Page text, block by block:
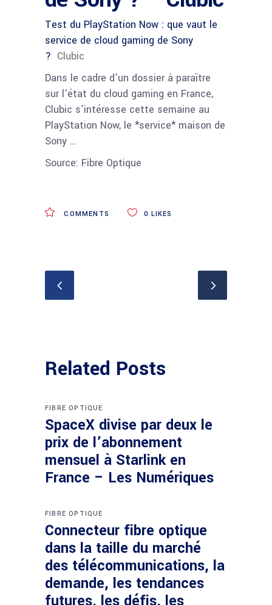
Test du PlayStation Now : que vaut le
service de cloud gaming de Sony
? Clubic
Dans le cadre d’un dossier à paraître
sur l’état du cloud gaming en France,
Clubic s’intéresse cette semaine au
PlayStation Now, le *service* maison de
Sony …
Source: Fibre Optique
COMMENTS 0 LIKES
Related Posts
FIBRE OPTIQUE
SpaceX divise par deux le
prix de l’abonnement
mensuel à Starlink en
France – Les Numériques
FIBRE OPTIQUE
Connecteur fibre optique
dans la taille du marché
des télécommunications, la
demande, les tendances